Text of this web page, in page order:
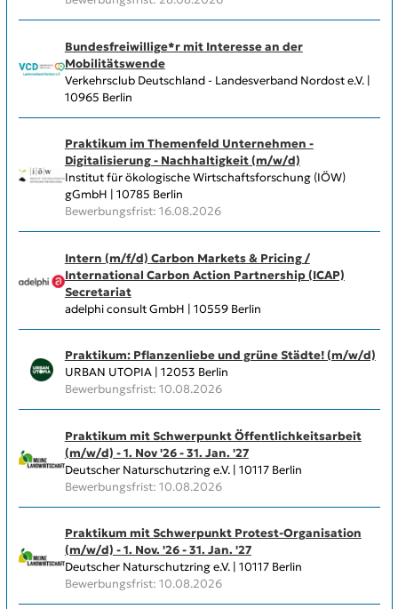
Bundesfreiwillige*r mit Interesse an der
Mobilitätswende
Verkehrsclub Deutschland - Landesverband Nordost e.V. |
10965 Berlin
Praktikum im Themenfeld Unternehmen -
Digitalisierung - Nachhaltigkeit (m/w/d)
Institut für ökologische Wirtschaftsforschung (IÖW)
gGmbH | 10785 Berlin
Bewerbungsfrist: 16.08.2026
Intern (m/f/d) Carbon Markets & Pricing /
International Carbon Action Partnership (ICAP)
Secretariat
adelphi consult GmbH | 10559 Berlin
Praktikum: Pflanzenliebe und grüne Städte! (m/w/d)
URBAN UTOPIA | 12053 Berlin
Bewerbungsfrist: 10.08.2026
Praktikum mit Schwerpunkt Öffentlichkeitsarbeit
(m/w/d) - 1. Nov '26 - 31. Jan. '27
Deutscher Naturschutzring e.V. | 10117 Berlin
Bewerbungsfrist: 10.08.2026
Praktikum mit Schwerpunkt Protest-Organisation
(m/w/d) - 1. Nov. '26 - 31. Jan. '27
Deutscher Naturschutzring e.V. | 10117 Berlin
Bewerbungsfrist: 10.08.2026